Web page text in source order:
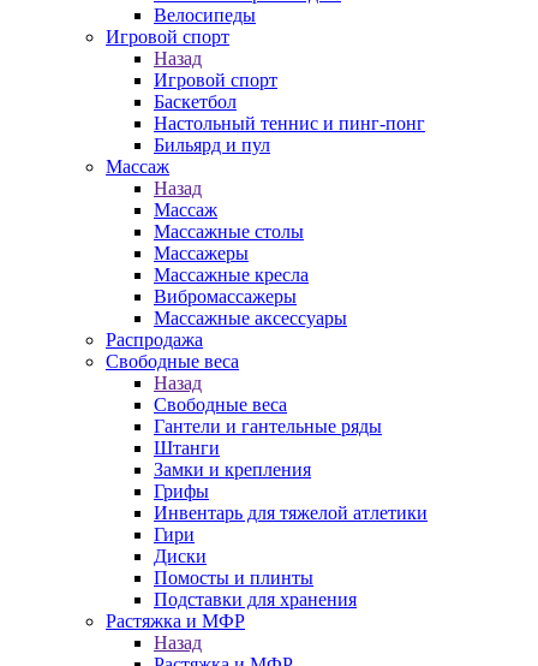
Велосипеды
Игровой спорт
Назад
Игровой спорт
Баскетбол
Настольный теннис и пинг-понг
Бильярд и пул
Массаж
Назад
Массаж
Массажные столы
Массажеры
Массажные кресла
Вибромассажеры
Массажные аксессуары
Распродажа
Свободные веса
Назад
Свободные веса
Гантели и гантельные ряды
Штанги
Замки и крепления
Грифы
Инвентарь для тяжелой атлетики
Гири
Диски
Помосты и плинты
Подставки для хранения
Растяжка и МФР
Назад